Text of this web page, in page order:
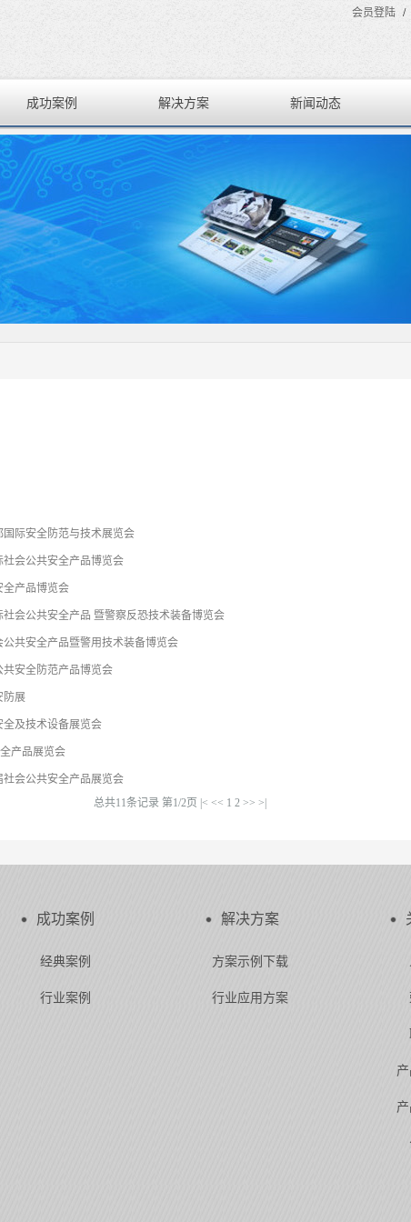
会员登陆 /
成功案例 解决方案 新闻动态
国际安全防范与技术展览会
社会公共安全产品博览会
全产品博览会
社会公共安全产品 暨警察反恐技术装备博览会
公共安全产品暨警用技术装备博览会
共安全防范产品博览会
防展
全及技术设备展览会
产品展览会
社会公共安全产品展览会
总共11条记录 第1/2页 |< << 1 2 >> >|
成功案例
经典案例
行业案例
解决方案
方案示例下载
行业应用方案